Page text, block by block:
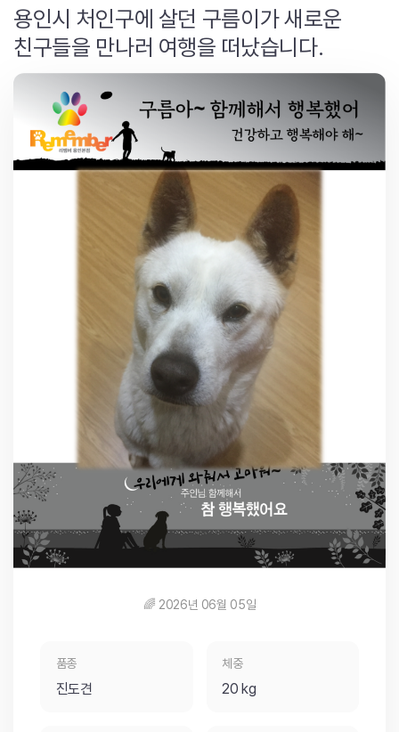
용인시 처인구에 살던 구름이가 새로운
친구들을 만나러 여행을 떠났습니다.
🌈 2026년 06월 05일
품종
진도견
체중
20 kg